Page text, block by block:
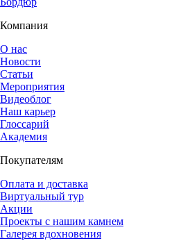
Компания
О нас
Новости
Статьи
Мероприятия
Видеоблог
Наш карьер
Глоссарий
Академия
Покупателям
Оплата и доставка
Виртуальный тур
Акции
Проекты с нашим камнем
Галерея вдохновения